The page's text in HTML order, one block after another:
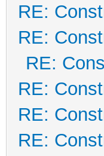
RE:
RE:
RE:
RE:
RE:
RE: